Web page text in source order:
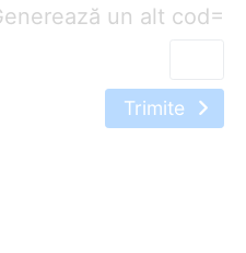
=
Trimite